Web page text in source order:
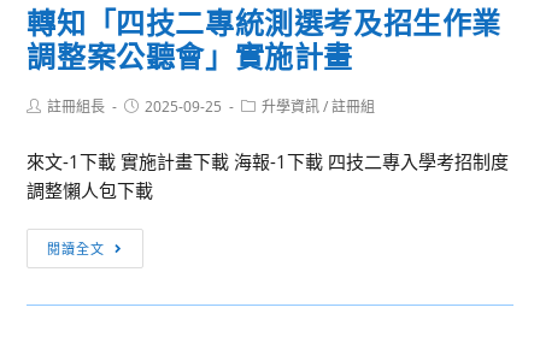
轉知「四技二專統測選考及招生作業
調整案公聽會」實施計畫
Post註冊組長
Post2025-09-25
Post升學資訊 / 註冊組
來文-1下載 實施計畫下載 海報-1下載 四技二專入學考招制度
調整懶人包下載
閱讀全文
知
「四